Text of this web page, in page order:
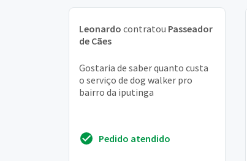
Leonardo contratou Passeador
de Cães
Gostaria de saber quanto custa
o serviço de dog walker pro
bairro da iputinga
Pedido atendido